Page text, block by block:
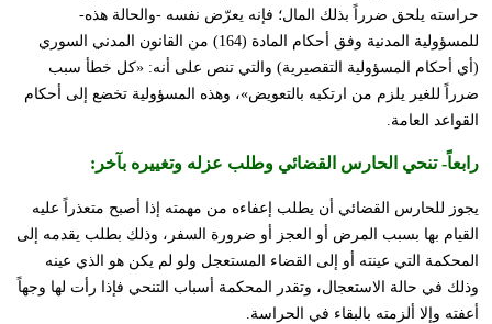
حراسته يلحق ضرراً بذلك المال؛ فإنه يعرّض نفسه -والحالة هذه-
للمسؤولية المدنية وفق أحكام المادة (164) من القانون المدني السوري
(أي أحكام المسؤولية التقصيرية) والتي تنص على أنه: «كل خطأ سبب
ضرراً للغير يلزم من ارتكبه بالتعويض»، وهذه المسؤولية تخضع إلى أحكام
القواعد العامة.
رابعاً-تنحي الحارس القضائي وطلب عزله وتغييره بآخر :
يجوز للحارس القضائي أن يطلب إعفاءه من مهمته إذا أصبح متعذراً عليه
القيام بها بسبب المرض أو العجز أو ضرورة السفر، وذلك بطلب يقدمه إلى
المحكمة التي عينته أو إلى القضاء المستعجل ولو لم يكن هو الذي عينه
وذلك في حالة الاستعجال، وتقدر المحكمة أسباب التنحي فإذا رأت لها وجهاً
أعفته وإلا ألزمته بالبقاء في الحراسة.